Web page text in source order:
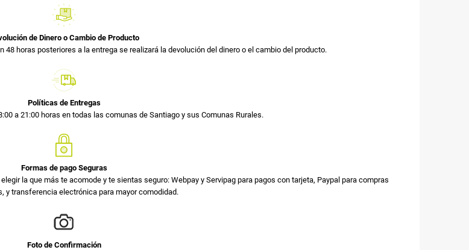
de Dinero o Cambio de Producto
horas posteriores a la entrega se realizará la devolución del dinero o el cambio del producto.
Políticas de Entregas
a 21:00 horas en todas las comunas de Santiago y sus Comunas Rurales.
Formas de pago Seguras
la que más te acomode y te sientas seguro: Webpay y Servipag para pagos con tarjeta, Paypal para compras
y transferencia electrónica para mayor comodidad.
Foto de Confirmación